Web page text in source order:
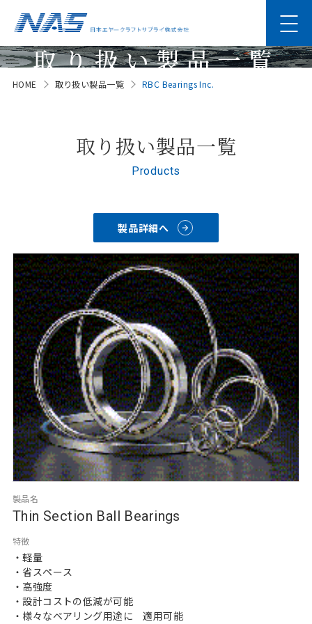
取り扱い製品一覧
Products
HOME 取り扱い製品一覧 RBC Bearings Inc.
取り扱い製品一覧
Products
製品名
Thin Section Ball Bearings
特徴
・軽量
・省スペース
・高強度
・設計コストの低減が可能
・様々なベアリング用途に　適用可能
製品詳細へ